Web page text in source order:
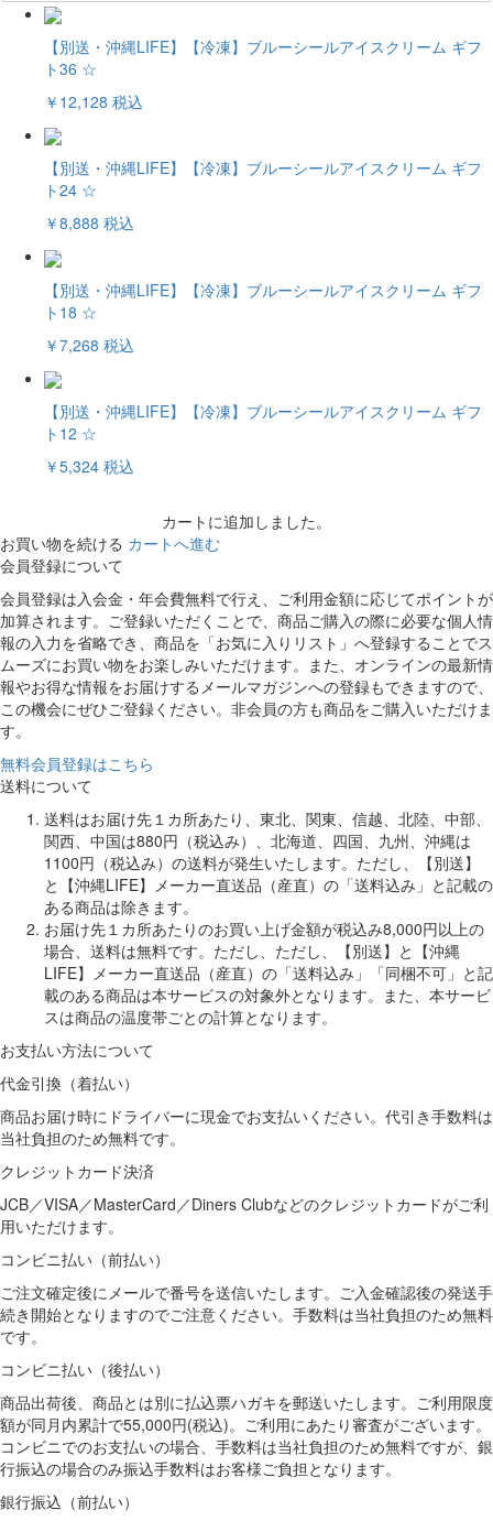
【別送・沖縄LIFE】【冷凍】ブルーシールアイスクリーム ギフ
ト36 ☆
￥12,128 税込
【別送・沖縄LIFE】【冷凍】ブルーシールアイスクリーム ギフ
ト24 ☆
￥8,888 税込
【別送・沖縄LIFE】【冷凍】ブルーシールアイスクリーム ギフ
ト18 ☆
￥7,268 税込
【別送・沖縄LIFE】【冷凍】ブルーシールアイスクリーム ギフ
ト12 ☆
￥5,324 税込
カートに追加しました。
お買い物を続ける カートへ進む
会員登録について
会員登録は入会金・年会費無料で行え、ご利用金額に応じてポイントが
加算されます。ご登録いただくことで、商品ご購入の際に必要な個人情
報の入力を省略でき、商品を「お気に入りリスト」へ登録することでス
ムーズにお買い物をお楽しみいただけます。また、オンラインの最新情
報やお得な情報をお届けするメールマガジンへの登録もできますので、
この機会にぜひご登録ください。非会員の方も商品をご購入いただけま
す。
無料会員登録はこちら
送料について
送料はお届け先１カ所あたり、東北、関東、信越、北陸、中部、
関西、中国は880円（税込み）、北海道、四国、九州、沖縄は
1100円（税込み）の送料が発生いたします。ただし、【別送】
と【沖縄LIFE】メーカー直送品（産直）の「送料込み」と記載の
ある商品は除きます。
お届け先１カ所あたりのお買い上げ金額が税込み8,000円以上の
場合、送料は無料です。ただし、ただし、【別送】と【沖縄
LIFE】メーカー直送品（産直）の「送料込み」「同梱不可」と記
載のある商品は本サービスの対象外となります。また、本サービ
スは商品の温度帯ごとの計算となります。
お支払い方法について
代金引換（着払い）
商品お届け時にドライバーに現金でお支払いください。代引き手数料は
当社負担のため無料です。
クレジットカード決済
JCB／VISA／MasterCard／Diners Clubなどのクレジットカードがご利
用いただけます。
コンビニ払い（前払い）
ご注文確定後にメールで番号を送信いたします。ご入金確認後の発送手
続き開始となりますのでご注意ください。手数料は当社負担のため無料
です。
コンビニ払い（後払い）
商品出荷後、商品とは別に払込票ハガキを郵送いたします。ご利用限度
額が同月内累計で55,000円(税込)。ご利用にあたり審査がございます。
コンビニでのお支払いの場合、手数料は当社負担のため無料ですが、銀
行振込の場合のみ振込手数料はお客様ご負担となります。
銀行振込（前払い）